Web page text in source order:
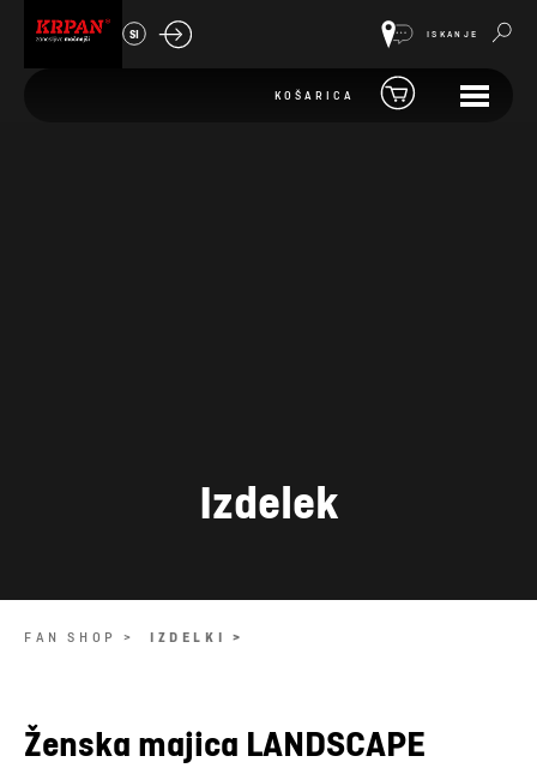
SI ISKANJE
KOŠARICA
Izdelek
FAN SHOP > IZDELKI >
Ženska majica LANDSCAPE